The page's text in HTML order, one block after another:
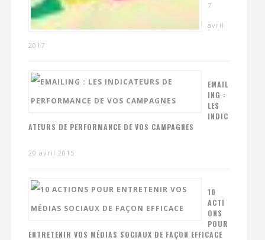
7
avril
2017
EMAIL
ING :
LES
INDIC
ATEURS DE PERFORMANCE DE VOS CAMPAGNES
20 avril 2015
10
ACTI
ONS
POUR
ENTRETENIR VOS MÉDIAS SOCIAUX DE FAÇON EFFICACE